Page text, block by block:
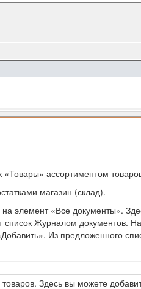
ассортиментом
магазин (склад).
элемент «Все документы».
Журналом документов.
Из предложенного
Здесь вы можете